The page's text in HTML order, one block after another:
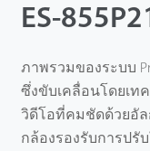
ES-
ภาพรวมของระบบ
ซึ่งขับเคลื่อนโดยเท
วิดีโอที่คมชัดด้วยอั
กล้องรองรับการปรั